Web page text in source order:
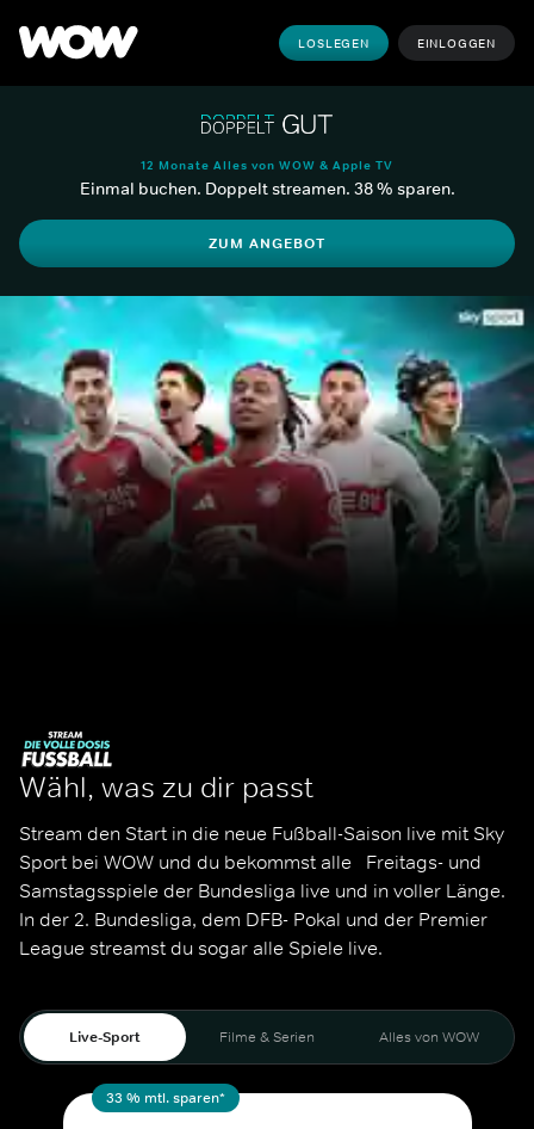
LOSLEGEN EINLOGGEN
12 Monate Alles von WOW & Apple TV
Einmal buchen. Doppelt streamen. 38 % sparen.
ZUM ANGEBOT
Wähl, was zu dir passt
Stream den Start in die neue Fußball-Saison live mit Sky
Sport bei WOW und du bekommst alle   Freitags- und
Samstagsspiele der Bundesliga live und in voller Länge.
In der 2. Bundesliga, dem DFB- Pokal und der Premier
League streamst du sogar alle Spiele live.
Live-Sport Filme & Serien Alles von WOW
33 % mtl. sparen*